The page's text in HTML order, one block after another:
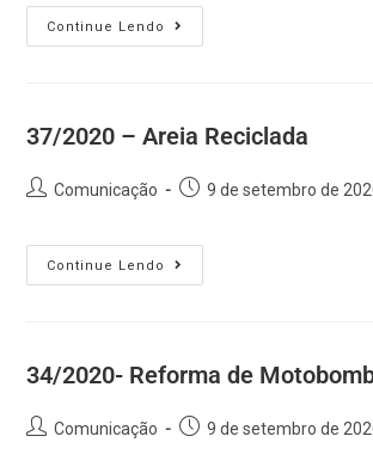
Continue Lendo
37/2020 – Areia Reciclada
Comunicação 9 de setembro de
Continue Lendo
34/2020- Reforma de
Comunicação 9 de setembro de